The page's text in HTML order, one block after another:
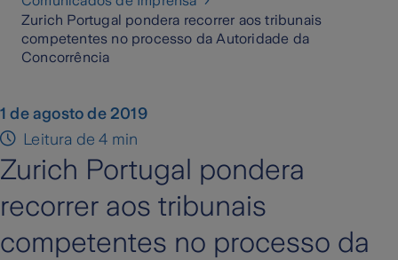
Zurich Portugal pondera recorrer aos tribunais
competentes no processo da Autoridade da
Concorrência
1 de agosto de 2019
Leitura de 4 min
Zurich Portugal pondera
recorrer aos tribunais
competentes no processo da